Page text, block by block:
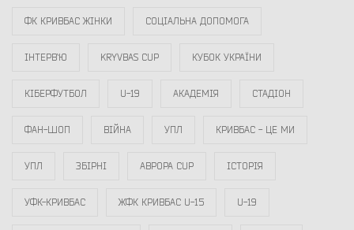
ФК КРИВБАС ЖІНКИ СОЦІАЛЬНА ДОПОМОГА
ІНТЕРВ`Ю KRYVBAS CUP КУБОК УКРАЇНИ
КІБЕРФУТБОЛ U-19 АКАДЕМІЯ СТАДІОН
ФАН-ШОП ВІЙНА УПЛ КРИВБАС - ЦЕ МИ
УПЛ ЗБІРНІ АВРОРА CUP ІСТОРІЯ
УФК-КРИВБАС ЖФК КРИВБАС U-15 U-19